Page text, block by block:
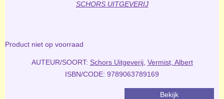
SCHORS UITGEVERIJ
Product niet op voorraad
AUTEUR/SOORT: Schors Uitgeverij, Vermist, Albert
ISBN/CODE: 9789063789169
Bekijk